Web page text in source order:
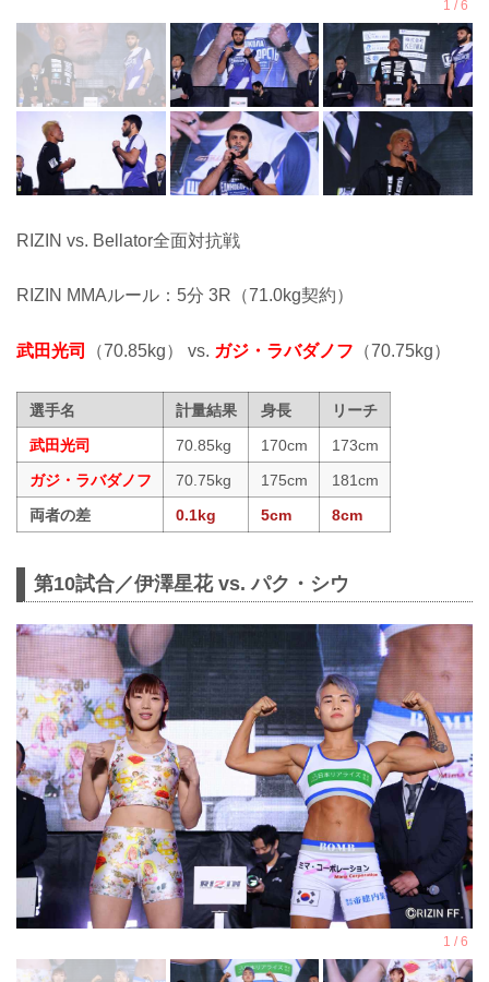
RIZIN vs. Bellator全面対抗戦
RIZIN MMAルール：5分 3R（71.0kg契約）
武田光司 （70.85kg） vs. ガジ・ラバダノフ （70.75kg）
選手名 計量結果 身長
リーチ
武田光司
70.85kg 170cm
173cm
ガジ・ラバダノフ
70.75kg 175cm
181cm
両者の差
0.1kg 5cm 8cm
第10試合／伊澤星花 vs. パク・シウ